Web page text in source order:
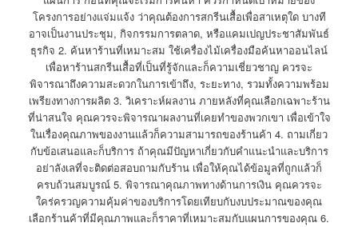
โครงการอย่างแจ่มแจ้ง ว่าคุณต้องการสกรีนเสื้อเพื่อสาเหตุใด บางที
อาจเป็นงานประชุม, กิจกรรมการตลาด, หรือแคมเปญประชาสัมพันธ์
ธุรกิจ 2. ค้นหาร้านที่เหมาะสม ใช้เครื่องไม้เครื่องมือค้นหาออนไลน์
เพื่อหาร้านสกรีนเสื้อที่เป็นที่รู้จักและก็ความเชี่ยวชาญ ควรจะ
พิจารณาถึงความสะดวกในการเข้าถึง, ระยะทาง, รวมทั้งความพร้อม
เพรียงทางการผลิต 3. วิเคราะห์ผลงาน ภายหลังที่คุณเลือกเฉพาะร้าน
ที่น่าสนใจ คุณควรจะพิจารณาผลงานที่เคยทำของพวกเขา เพื่อเข้าใจ
ในเรื่องคุณภาพของงานแล้วก็ความสามารถของร้านค้า 4. ถามเกี่ยว
กับข้อเสนอและก็บริการ ถ้าคุณมีปัญหาเกี่ยวกับคำแนะนำและบริการ
อย่าลังเลที่จะติดต่อสอบถามกับร้าน เพื่อให้คุณได้ข้อมูลที่ถูกแล้วก็
ครบถ้วนสมบูรณ์ 5. พิจารณาคุณภาพทางด้านการเงิน คุณควรจะ
ใคร่ครวญความคุ้มค่าของบริการโดยเทียบกับงบประมาณของคุณ
เลือกร้านค้าที่มีคุณภาพและก็ราคาที่เหมาะสมกับแผนการของคุณ 6.